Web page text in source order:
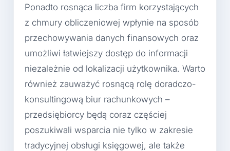
Ponadto rosnąca liczba firm korzystających
z chmury obliczeniowej wpłynie na sposób
przechowywania danych finansowych oraz
umożliwi łatwiejszy dostęp do informacji
niezależnie od lokalizacji użytkownika. Warto
również zauważyć rosnącą rolę doradczo-
konsultingową biur rachunkowych –
przedsiębiorcy będą coraz częściej
poszukiwali wsparcia nie tylko w zakresie
tradycyjnej obsługi księgowej, ale także